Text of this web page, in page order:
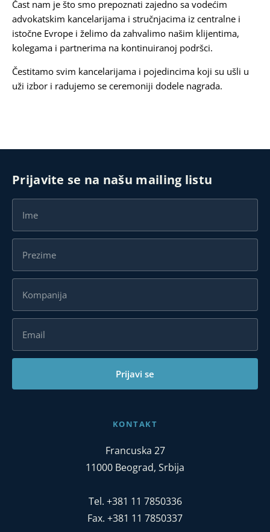
Čast nam je što smo prepoznati zajedno sa vodećim
advokatskim kancelarijama i stručnjacima iz centralne i
istočne Evrope i želimo da zahvalimo našim klijentima,
kolegama i partnerima na kontinuiranoj podršci.
Čestitamo svim kancelarijama i pojedincima koji su ušli u
uži izbor i radujemo se ceremoniji dodele nagrada.
Prijavite se na našu mailing listu
Prijavi se
KONTAKT
Francuska 27
11000 Beograd, Srbija
Tel. +381 11 7850336
Fax. +381 11 7850337